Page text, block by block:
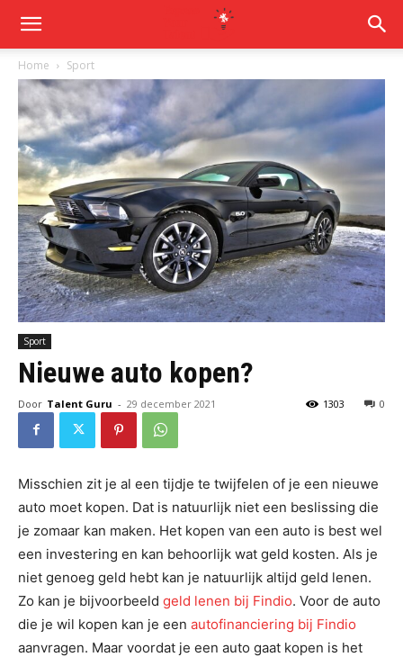
Home Sport
Sport
Nieuwe auto kopen?
Door Talent Guru - 29 december 2021 0
1303
Misschien zit je al een tijdje te twijfelen of je een nieuwe
auto moet kopen. Dat is natuurlijk niet een beslissing die
je zomaar kan maken. Het kopen van een auto is best wel
een investering en kan behoorlijk wat geld kosten. Als je
niet genoeg geld hebt kan je natuurlijk altijd geld lenen.
Zo kan je bijvoorbeeld geld lenen bij Findio. Voor de auto
die je wil kopen kan je een autofinanciering bij Findio
aanvragen. Maar voordat je een auto gaat kopen is het